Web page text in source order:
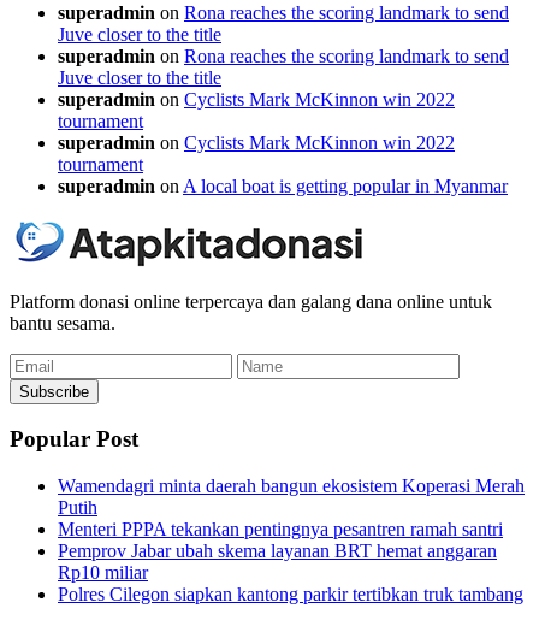
superadmin on Rona reaches the scoring landmark to send
Juve closer to the title
superadmin on Rona reaches the scoring landmark to send
Juve closer to the title
superadmin on Cyclists Mark McKinnon win 2022
tournament
superadmin on Cyclists Mark McKinnon win 2022
tournament
superadmin on A local boat is getting popular in Myanmar
Platform donasi online terpercaya dan galang dana online untuk
bantu sesama.
Email
Name
Subscribe
Popular Post
Wamendagri minta daerah bangun ekosistem Koperasi Merah
Putih
Menteri PPPA tekankan pentingnya pesantren ramah santri
Pemprov Jabar ubah skema layanan BRT hemat anggaran
Rp10 miliar
Polres Cilegon siapkan kantong parkir tertibkan truk tambang